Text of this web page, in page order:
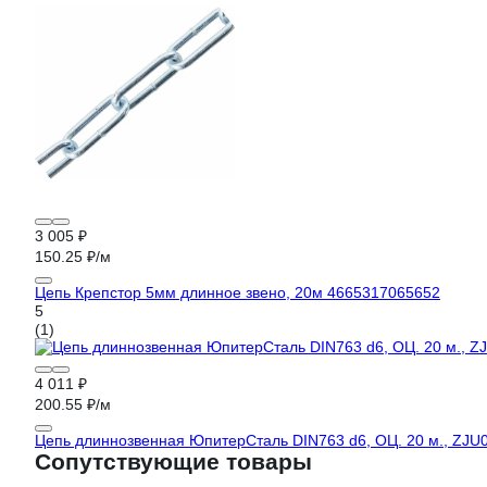
3 005 ₽
150.25 ₽/м
Цепь Крепстор 5мм длинное звено, 20м 4665317065652
5
(1)
4 011 ₽
200.55 ₽/м
Цепь длиннозвенная ЮпитерСталь DIN763 d6, ОЦ. 20 м.,
Сопутствующие товары